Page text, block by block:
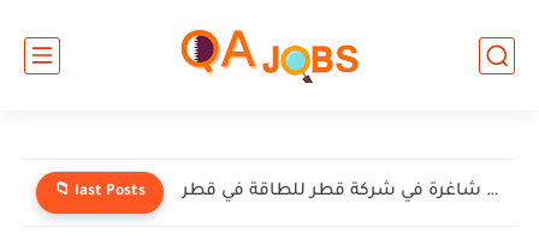
📁 last Posts وظائف شاغرة في شركة قطر للطاقة في قطر